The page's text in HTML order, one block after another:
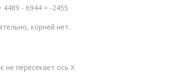
4489 - 6944 = -2455
корней нет.
не пересекает ось X